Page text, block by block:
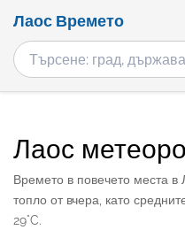
Лаос Времето
Лаос
Времето в повечето места
топло от вчера, като
29°C.